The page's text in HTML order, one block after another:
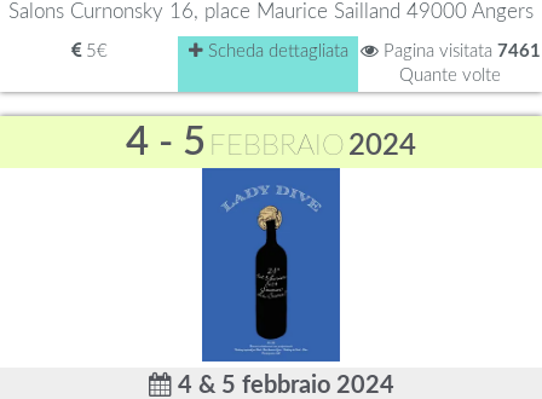
Salons Curnonsky 16, place Maurice Sailland 49000 Angers
5€ Scheda dettagliata Pagina visitata 7461
Quante volte
4 - 5 FEBBRAIO 2024
4 & 5 febbraio 2024